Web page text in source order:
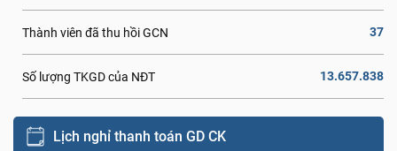
Thành viên đã thu hồi GCN 37
Số lượng TKGD của NĐT 13.657.838
Lịch nghỉ thanh toán GD CK